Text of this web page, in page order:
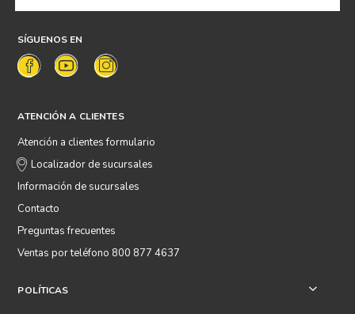
SÍGUENOS EN
ATENCIÓN A CLIENTES
Atención a clientes formulario
Localizador de sucursales
Información de sucursales
Contacto
Preguntas frecuentes
Ventas por teléfono 800 877 4637
POLÍTICAS +